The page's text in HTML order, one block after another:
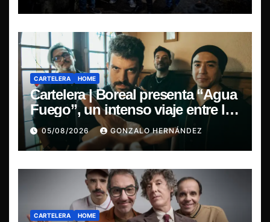
CARTELERA HOME
Cartelera | Boreal presenta “Agua
Fuego”, un intenso viaje entre la
pasión y la desilusión
05/08/2026 GONZALO HERNÁNDEZ
CARTELERA HOME